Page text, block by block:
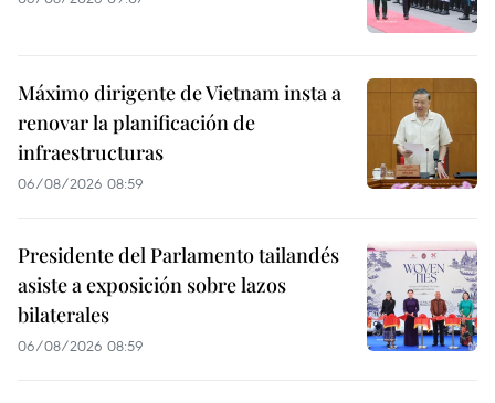
Máximo dirigente de Vietnam insta a
renovar la planificación de
infraestructuras
06/08/2026 08:59
Presidente del Parlamento tailandés
asiste a exposición sobre lazos
bilaterales
06/08/2026 08:59